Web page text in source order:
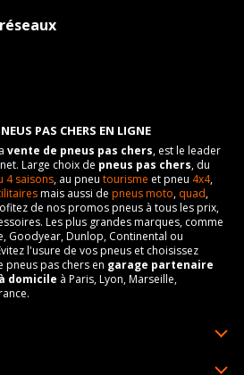
PAS CHERS EN LIGNE
vente de pneus pas chers, est le leader
Large choix de pneus pas chers, du
4 saisons, au pneu tourisme et pneu 4x4,
mais aussi de pneus moto, quad,
de nos promos pneus à tous les prix,
Les plus grandes marques, comme
Goodyear, Dunlop, Continental ou
l'usure de vos pneus et choisissez
pas chers en garage partenaire
domicile à Paris, Lyon, Marseille,